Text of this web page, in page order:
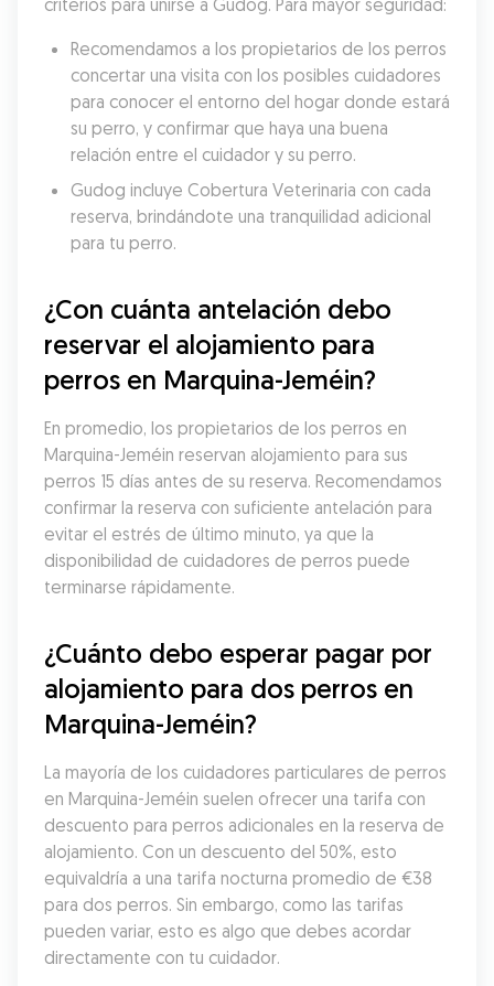
criterios para unirse a Gudog. Para mayor seguridad:
Recomendamos a los propietarios de los perros
concertar una visita con los posibles cuidadores
para conocer el entorno del hogar donde estará
su perro, y confirmar que haya una buena
relación entre el cuidador y su perro.
Gudog incluye Cobertura Veterinaria con cada
reserva, brindándote una tranquilidad adicional
para tu perro.
¿Con cuánta antelación debo
reservar el alojamiento para
perros en Marquina-Jeméin?
En promedio, los propietarios de los perros en
Marquina-Jeméin reservan alojamiento para sus
perros 15 días antes de su reserva. Recomendamos
confirmar la reserva con suficiente antelación para
evitar el estrés de último minuto, ya que la
disponibilidad de cuidadores de perros puede
terminarse rápidamente.
¿Cuánto debo esperar pagar por
alojamiento para dos perros en
Marquina-Jeméin?
La mayoría de los cuidadores particulares de perros
en Marquina-Jeméin suelen ofrecer una tarifa con
descuento para perros adicionales en la reserva de
alojamiento. Con un descuento del 50%, esto
equivaldría a una tarifa nocturna promedio de €38
para dos perros. Sin embargo, como las tarifas
pueden variar, esto es algo que debes acordar
directamente con tu cuidador.